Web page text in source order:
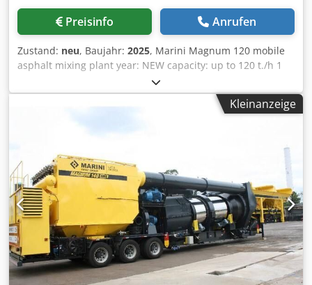
Preisinfo Anrufen
Zustand: neu, Baujahr: 2025, Marini Magnum 120 mobile
asphalt mixing plant year: NEW capacity: up to 120 t./h 1
year guarantee - calorific power of the fuel 9,600 kcal / kg, -
material passing through the #8 (2,38mm) sieve is no more
than 20%, - The equipment was developed in order to
the asphalt binding agent storage and fuel system. -
Chassis is built with a highly resistant I-Beam with a forged
king pin, 3 axles with special tires, suspension springs, air
brakes, tank, and safety valve, highway signaling system,
mechanical foot with telescopic support. Quadruple feed
bin (two-by-two) with 3,80mm wide opening and a capacity
of 6m3, completely designed to support the strains during
the unloading of materials. Regulated floodgate for flow of
aggregates. - Automatic vibrator system for one bin, which
Kleinanzeige